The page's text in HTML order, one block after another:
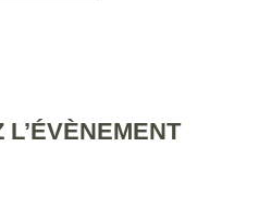
L’ÉVÈNEMENT